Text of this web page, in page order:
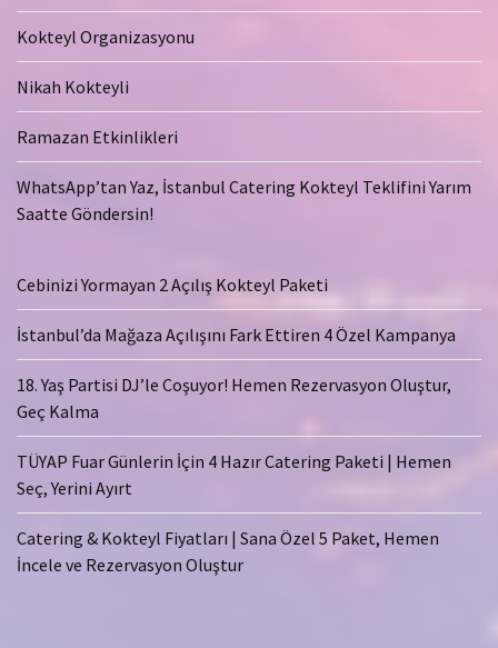
Kokteyl Organizasyonu
Nikah Kokteyli
Ramazan Etkinlikleri
WhatsApp’tan Yaz, İstanbul Catering Kokteyl Teklifini Yarım
Saatte Göndersin!
Cebinizi Yormayan 2 Açılış Kokteyl Paketi
İstanbul’da Mağaza Açılışını Fark Ettiren 4 Özel Kampanya
18. Yaş Partisi DJ’le Coşuyor! Hemen Rezervasyon Oluştur,
Geç Kalma
TÜYAP Fuar Günlerin İçin 4 Hazır Catering Paketi | Hemen
Seç, Yerini Ayırt
Catering & Kokteyl Fiyatları | Sana Özel 5 Paket, Hemen
İncele ve Rezervasyon Oluştur